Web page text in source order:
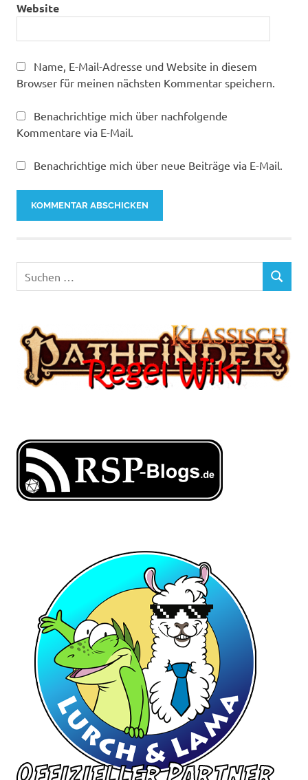
Website
Name, E-Mail-Adresse und Website in diesem
Browser für meinen nächsten Kommentar speichern.
Benachrichtige mich über nachfolgende
Kommentare via E-Mail.
Benachrichtige mich über neue Beiträge via E-Mail.
nach:
SUCHEN